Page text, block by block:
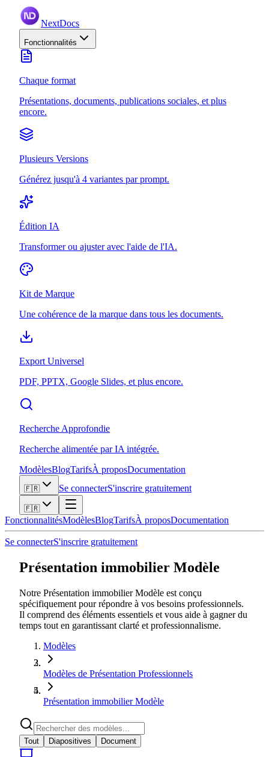
NextDocs
Fonctionnalités
Chaque format
Présentations, documents, publications sociales, et plus
encore.
Plusieurs Versions
Générez jusqu'à 4 variantes par prompt.
Édition IA
Transformer ou ajuster avec l'aide de l'IA.
Kit de Marque
Une cohérence de la marque dans tous les documents.
Export Universel
PDF, PPTX, Google Slides, et plus encore.
Recherche Approfondie
Recherche alimentée par IA intégrée.
ModèlesBlogTarifsÀ proposDocumentation
🇫🇷 Se connecterS'inscrire gratuitement
🇫🇷
FonctionnalitésModèlesBlogTarifsÀ proposDocumentation
Se connecterS'inscrire gratuitement
Présentation immobilier Modèle
Notre Présentation immobilier Modèle est conçu
spécifiquement pour répondre à vos besoins professionnels.
Il comprend des éléments essentiels et vous aide à gagner du
temps tout en garantissant clarté et professionnalisme.
Modèles
Modèles de Présentation Professionnels
Présentation immobilier Modèle
Tout Diapositives Document